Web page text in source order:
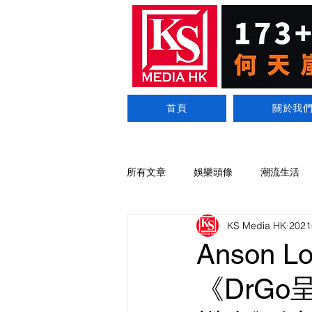
首頁 關於我
所有文章 娛樂頭條 潮流生活
Anson
《DrGo
KS Media HK